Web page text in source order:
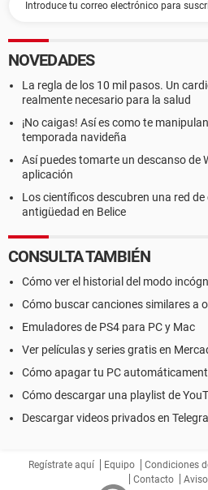
NOVEDADES
La regla de los 10 mil pasos. Un
realmente necesario para la salud
¡No caigas! Así es como te
temporada navideña
Así puedes tomarte un descanso de
aplicación
Los científicos descubren una red
antigüedad en Belice
CONSULTA TAMBIÉN
Cómo ver el historial del modo
Cómo buscar canciones similares a
Emuladores de PS4 para PC y Mac
Ver películas y series gratis en
Cómo apagar tu PC
Cómo descargar una playlist de
Descargar videos privados en
Regístrate aquí Equipo Condiciones
Contacto